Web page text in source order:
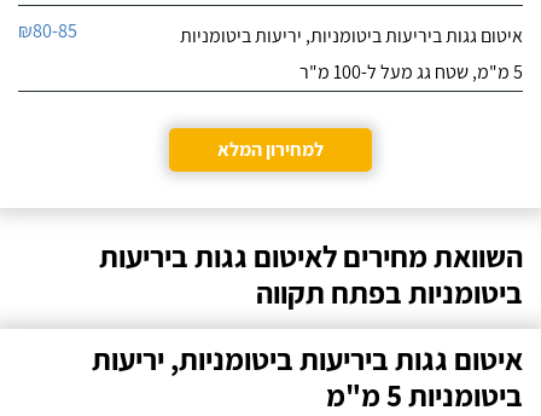
המקצוע האחרים שבדקתי.
בזמנים!
חלבי רביע איטום
לפרטי העסק
9.6
הייתי מאוד מרוצה,
האיטום מצוין - ממליץ בחום
על רביע חלבי! חיפשנו בעל
החלטנו לעבוד עם "חלבי
אחים סמי
במקצועי אני קבלן
איטום גגות ביריעות ביטומניות, יריעות ביטומניות
5 מ"מ, שטח גג מעל ל-100 מ"ר
₪80-85
למחירון המלא
השוואת מחירים לאיטום גגות ביריעות
ביטומניות בפתח תקווה
איטום גגות ביריעות ביטומניות, יריעות
ביטומניות 5 מ"מ